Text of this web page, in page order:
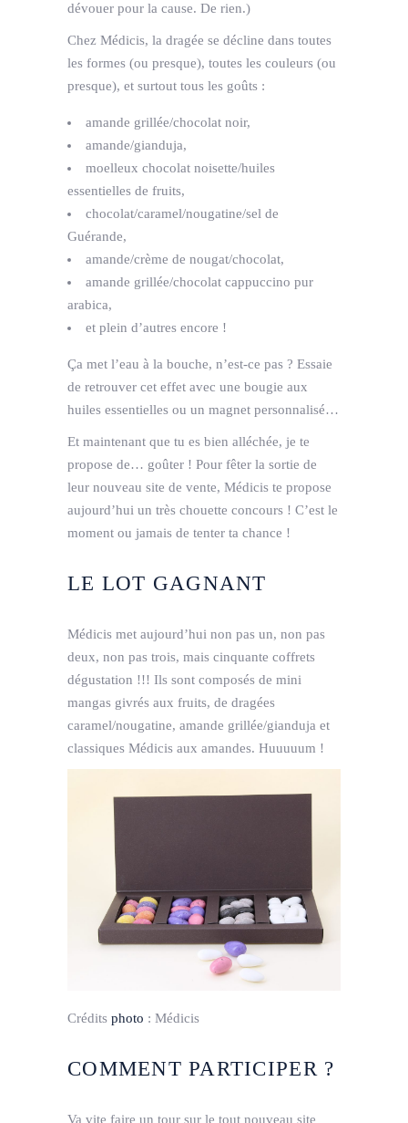
dévouer pour la cause. De rien.)
Chez Médicis, la dragée se décline dans toutes
les formes (ou presque), toutes les couleurs (ou
presque), et surtout tous les goûts :
amande grillée/chocolat noir,
amande/gianduja,
moelleux chocolat noisette/huiles
essentielles de fruits,
chocolat/caramel/nougatine/sel de
Guérande,
amande/crème de nougat/chocolat,
amande grillée/chocolat cappuccino pur
arabica,
et plein d’autres encore !
Ça met l’eau à la bouche, n’est-ce pas ? Essaie
de retrouver cet effet avec une bougie aux
huiles essentielles ou un magnet personnalisé…
Et maintenant que tu es bien alléchée, je te
propose de… goûter ! Pour fêter la sortie de
leur nouveau site de vente, Médicis te propose
aujourd’hui un très chouette concours ! C’est le
moment ou jamais de tenter ta chance !
LE LOT GAGNANT
Médicis met aujourd’hui non pas un, non pas
deux, non pas trois, mais cinquante coffrets
dégustation !!! Ils sont composés de mini
mangas givrés aux fruits, de dragées
caramel/nougatine, amande grillée/gianduja et
classiques Médicis aux amandes. Huuuuum !
Crédits photo : Médicis
COMMENT PARTICIPER ?
Va vite faire un tour sur le tout nouveau site